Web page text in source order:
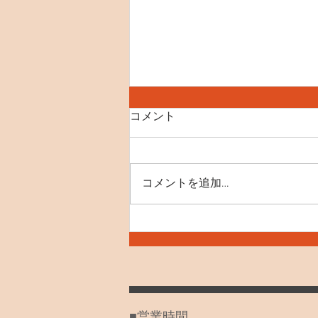
8月8日(土) 世界ねこの日
【SNS】 instagram X(Twitter)
いくまえに 初めてご来店をお考
えのお客様へ(お子様とのご利用
ントカードのご利用について 26
年6月～土日祝日の営業時間が変
コメント
コメントを追加…